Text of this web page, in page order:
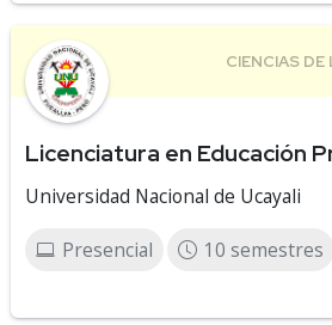
Licenciatura en Educación
Universidad Nacional de Ucayali
Presencial 10 semestres